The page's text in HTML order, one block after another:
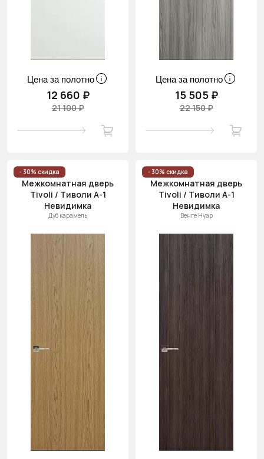
Цена за полотно
12 660 ₽
21 100 ₽
Цена за полотно
15 505 ₽
22 150 ₽
- 30% скидка
Межкомнатная дверь
Tivoli / Тиволи А-1
Невидимка
Дуб карамель
- 30% скидка
Межкомнатная дверь
Tivoli / Тиволи А-1
Невидимка
Венге Нуар